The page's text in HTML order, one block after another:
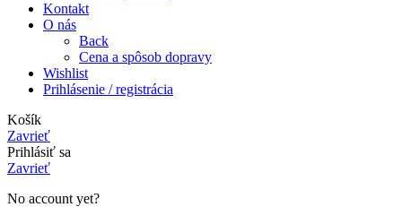
Kontakt
O nás
Back
Cena a spôsob dopravy
Wishlist
Prihlásenie / registrácia
Košík
Zavrieť
Prihlásiť sa
Zavrieť
No account yet?